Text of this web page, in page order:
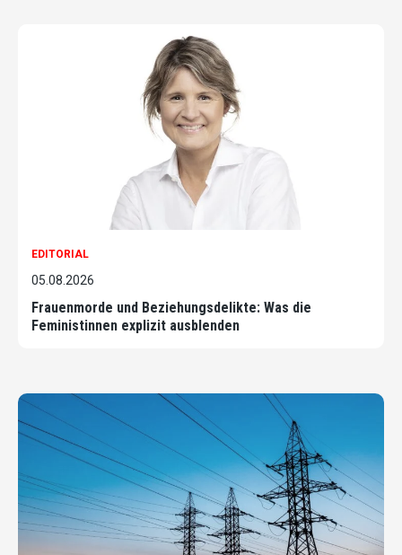
EDITORIAL
05.08.2026
Frauenmorde und Beziehungsdelikte: Was die
Feministinnen explizit ausblenden